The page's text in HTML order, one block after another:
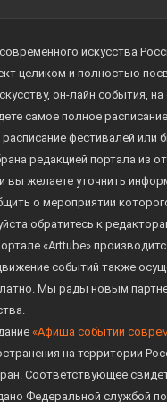
искусства
целиком и полностью
он-лайн события, на
самое полное
фестивалей или
редакцией портала из
вы желаете уточнить
о мероприятии
обратитесь к
«Arttube»
событий также
Мы рады новым
«Афиша событий
на территории
Соответствующее
Федеральной службой